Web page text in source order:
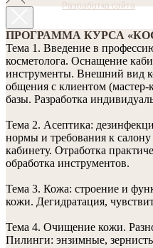
ПРОГРАММА КУРСА
Тема 1. Введение в
косметолога. Оснащение
инструменты. Внешний вид
общения с клиентом (мастер-
базы. Разработка
Тема 2. Асептика:
нормы и требования к
кабинету. Отработка
обработка инструментов.
Тема 3. Кожа: строение и
кожи. Дегидратация,
Тема 4. Очищение кожи.
Пилинги: энзимные,
Разработка сайта